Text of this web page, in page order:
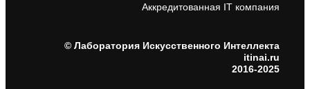
Аккредитованная IT компания
© Лаборатория Искусственного Интеллекта
itinai.ru
2016-2025